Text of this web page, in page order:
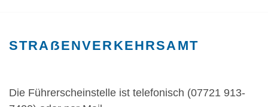
STRAẞENVERKEHRSAMT
Die Führerscheinstelle ist telefonisch (07721 913-